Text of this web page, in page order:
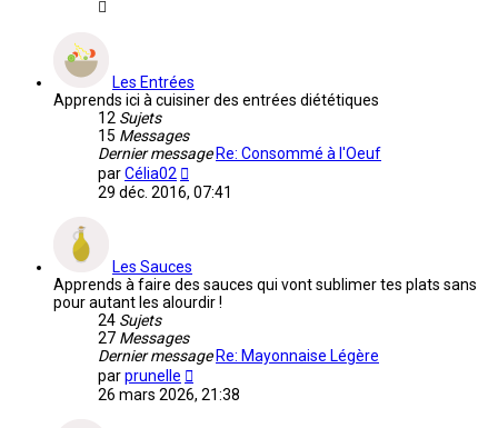
Les Entrées
Apprends ici à cuisiner des entrées diététiques
12 Sujets
15 Messages
Dernier messageRe: Consommé à l'Oeuf
parCélia02
le
dernier
29 déc. 2016, 07:41
Les Sauces
Apprends à faire des sauces qui vont sublimer tes plats sans
pour autant les alourdir !
24 Sujets
27 Messages
Dernier messageRe: Mayonnaise Légère
parprunelle
le
dernier
26 mars 2026, 21:38